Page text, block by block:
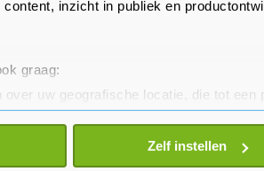
inzicht in publiek en
graag:
over uw geografische locatie, die tot een
door het actief te scannen op
gegevens worden verwerkt en stel
of intrekken in de Cookieverklaring.
Zelf instellen